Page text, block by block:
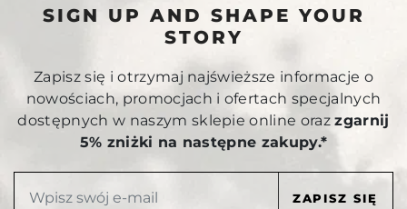
SIGN UP AND SHAPE YOUR
STORY
Zapisz się i otrzymaj najświeższe informacje o
nowościach, promocjach i ofertach specjalnych
dostępnych w naszym sklepie online orazzgarnij
5% zniżki na następne zakupy.*